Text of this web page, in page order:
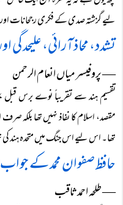
لیے گزشتہ صدی کے فکری رجحانات
تشدد، محاذآرائی، علیحدگی
― پروفیسر میاں انعام الرحمن
مقصد، اسلام کا نفاذ نہیں تھا بلکہ
تھا۔ اس لیے اس جنگ میں متحدہ ہند
حافظ صفوان محمد کے
― طلحہ احمد ثاقب